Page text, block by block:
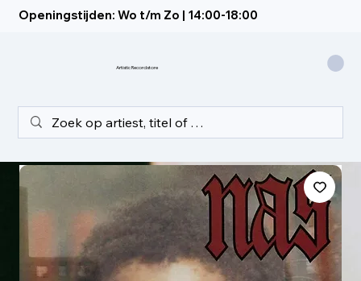
Openingstijden: Wo t/m Zo | 14:00-18:00
Artistic Recordstore